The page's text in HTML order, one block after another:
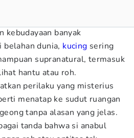
kebudayaan banyak
belahan dunia, kucing sering
supranatural, termasuk
hantu atau roh.
perilaku yang misterius
menatap ke sudut ruangan
tanpa alasan yang jelas.
tanda bahwa si anabul